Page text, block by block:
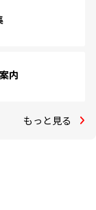
内
もっと見る